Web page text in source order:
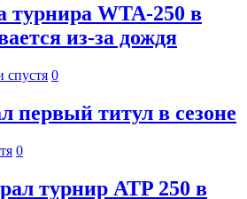
турнира WTA-250 в
из-за дождя
спустя 0
первый титул в сезоне
0
турнир ATP 250 в